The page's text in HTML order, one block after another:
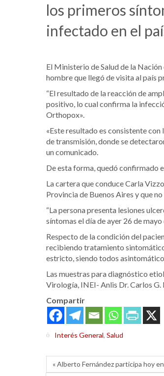
los primeros
infectado en el
El Ministerio de Salud de la
hombre que llegó de visita al país
“El resultado de la reacción de
positivo, lo cual confirma la
Orthopox».
«Este resultado es consistente
de transmisión, donde se
un comunicado.
De esta forma, quedó confirmado
La cartera que conduce Carla
Provincia de Buenos Aires y que
“La persona presenta lesiones
síntomas el día de ayer 26 de mayo
Respecto de la condición del
recibiendo tratamiento
estricto, siendo todos
Las muestras para diagnóstico
Virología, INEI- Anlis Dr. Carlos
Compartir
Interés General, Salud
« Alberto Fernández participa hoy